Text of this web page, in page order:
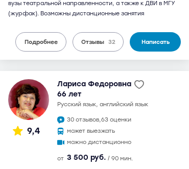
вузы театральной направленности, а также к ДВИ в МГУ
(журфак). Возможны дистанционные занятия
Подробнее Отзывы 32 Написать
9,4
Лариса Федоровна
66 лет
русский язык, английский язык
30 отзывов,63 оценки
может выезжать
можно дистанционно
от 3 500 руб. / 90 мин.